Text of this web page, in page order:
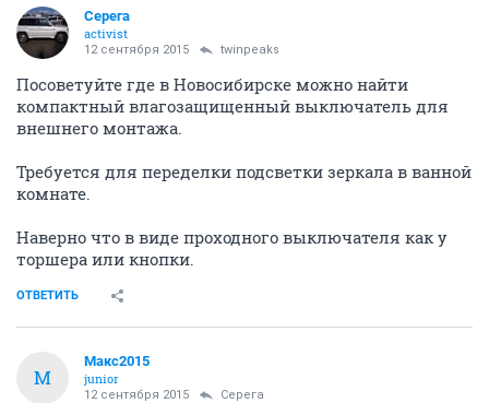
Сepeгa
activist
12 сентября 2015 twinpeaks
Посоветуйте где в Новосибирске можно найти
компактный влагозащищенный выключатель для
внешнего монтажа.
Требуется для переделки подсветки зеркала в ванной
комнате.
Наверно что в виде проходного выключателя как у
торшера или кнопки.
ОТВЕТИТЬ
М
Макс2015
junior
12 сентября 2015 Сepeгa